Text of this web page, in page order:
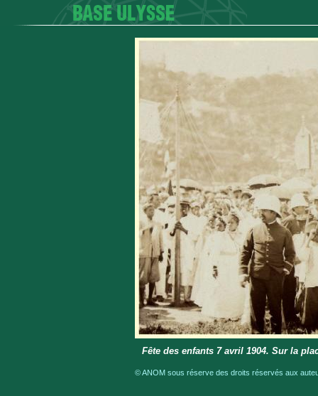
Fête des enfants 7 avril 1904. Sur la
© ANOM sous réserve des droits réservés aux